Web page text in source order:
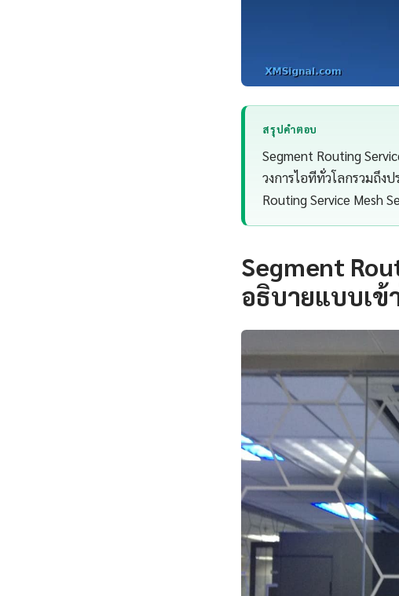
สรุปคำตอบ
Segment Routing
วงการไอทีทั่วโลกรวมถึง
Routing Service Mesh
Segment
อธิบายแบบเข้